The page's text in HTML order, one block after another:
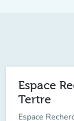
Espace
Tertre
Espace